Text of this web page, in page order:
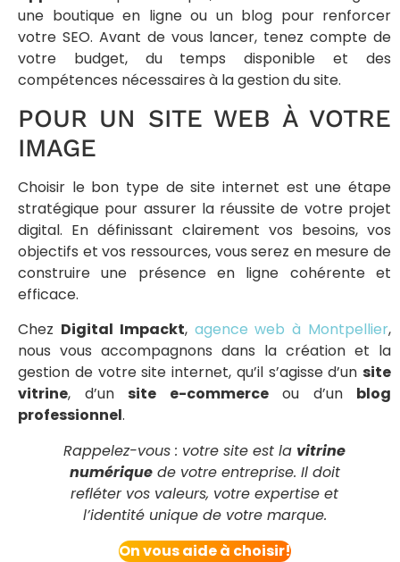
une boutique en ligne ou un blog pour renforcer
votre SEO. Avant de vous lancer, tenez compte de
votre budget, du temps disponible et des
compétences nécessaires à la gestion du site.
POUR UN SITE WEB À VOTRE
IMAGE
Choisir le bon type de site internet est une étape
stratégique pour assurer la réussite de votre projet
digital. En définissant clairement vos besoins, vos
objectifs et vos ressources, vous serez en mesure de
construire une présence en ligne cohérente et
efficace.
Chez Digital Impackt, agence web à Montpellier,
nous vous accompagnons dans la création et la
gestion de votre site internet, qu’il s’agisse d’un site
vitrine, d’un site e-commerceou d’un blog
professionnel.
Rappelez-vous : votre site est la vitrine
numériquede votre entreprise. Il doit
refléter vos valeurs, votre expertise et
l’identité unique de votre marque.
On vous aide à choisir!